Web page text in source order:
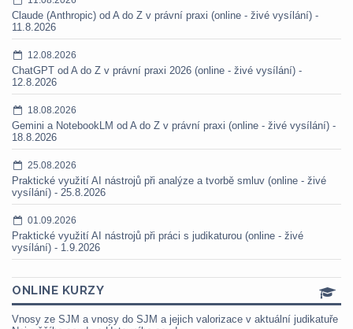
Claude (Anthropic) od A do Z v právní praxi (online - živé vysílání) -
11.8.2026
12.08.2026
ChatGPT od A do Z v právní praxi 2026 (online - živé vysílání) -
12.8.2026
18.08.2026
Gemini a NotebookLM od A do Z v právní praxi (online - živé vysílání) -
18.8.2026
25.08.2026
Praktické využití AI nástrojů při analýze a tvorbě smluv (online - živé
vysílání) - 25.8.2026
01.09.2026
Praktické využití AI nástrojů při práci s judikaturou (online - živé
vysílání) - 1.9.2026
ONLINE KURZY
Vnosy ze SJM a vnosy do SJM a jejich valorizace v aktuální judikatuře